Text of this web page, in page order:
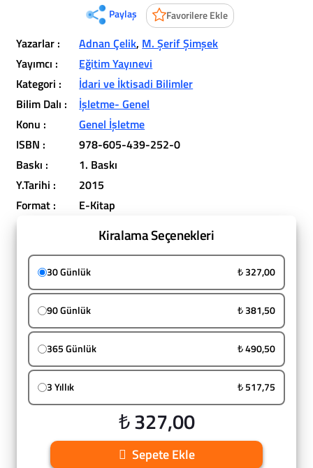
Paylaş Favorilere Ekle
Yazarlar : Adnan Çelik, M. Şerif Şimşek
Yayımcı :
Eğitim Yayınevi
Kategori :
İdari ve İktisadi Bilimler
Bilim Dalı :
İşletme- Genel
Konu :
Genel İşletme
ISBN :
978-605-439-252-0
Baskı :
1. Baskı
Y.Tarihi :
2015
Format :
E-Kitap
Kiralama Seçenekleri
30 Günlük ₺ 327,00
90 Günlük ₺ 381,50
365 Günlük ₺ 490,50
3 Yıllık ₺ 517,75
₺ 327,00
Sepete Ekle